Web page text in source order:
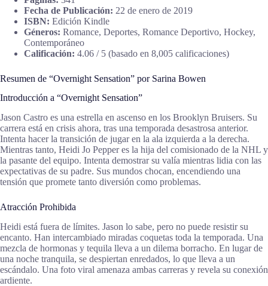
Fecha de Publicación: 22 de enero de 2019
ISBN: Edición Kindle
Géneros: Romance, Deportes, Romance Deportivo, Hockey,
Contemporáneo
Calificación: 4.06 / 5 (basado en 8,005 calificaciones)
Resumen de “Overnight Sensation” por Sarina Bowen
Introducción a “Overnight Sensation”
Jason Castro es una estrella en ascenso en los Brooklyn Bruisers. Su
carrera está en crisis ahora, tras una temporada desastrosa anterior.
Intenta hacer la transición de jugar en la ala izquierda a la derecha.
Mientras tanto, Heidi Jo Pepper es la hija del comisionado de la NHL y
la pasante del equipo. Intenta demostrar su valía mientras lidia con las
expectativas de su padre. Sus mundos chocan, encendiendo una
tensión que promete tanto diversión como problemas.
Atracción Prohibida
Heidi está fuera de límites. Jason lo sabe, pero no puede resistir su
encanto. Han intercambiado miradas coquetas toda la temporada. Una
mezcla de hormonas y tequila lleva a un dilema borracho. En lugar de
una noche tranquila, se despiertan enredados, lo que lleva a un
escándalo. Una foto viral amenaza ambas carreras y revela su conexión
ardiente.